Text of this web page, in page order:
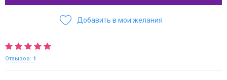
Добавить в мои желания
Отзывов: 1